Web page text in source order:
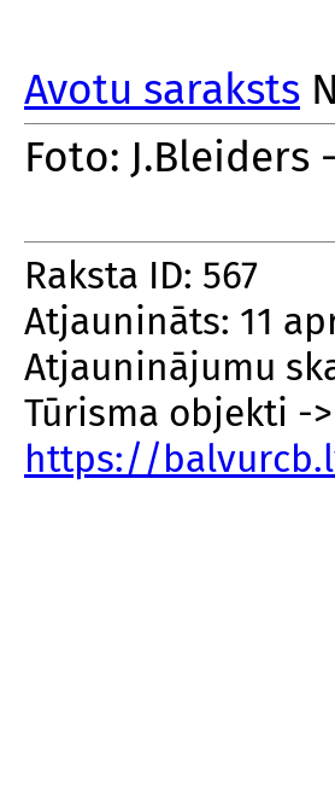
Avotu saraksts
Foto: J.Bleiders
Raksta ID: 567
Atjaunināts: 11
Atjauninājumu
Tūrisma objekti -
https://